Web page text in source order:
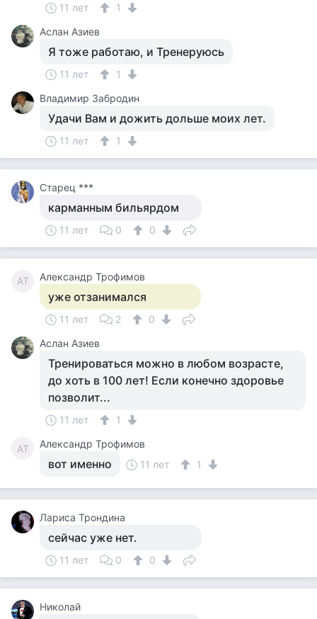
11 лет
1
Аслан Азиев
Я тоже работаю, и Тренеруюсь
11 лет
1
Владимир Забродин
Удачи Вам и дожить дольше моих лет.
11 лет 1
Старец ***
карманным бильярдом
11 лет 0 0
АТ Александр Трофимов
уже отзанимался
11 лет 2
0
Аслан Азиев
Тренироваться можно в любом возрасте,
до хоть в 100 лет! Если конечно здоровье
позволит...
11 лет 1
АТ Александр Трофимов
вот именно 11 лет 1
Лариса Трондина
сейчас уже нет.
11 лет 0 0
Николай